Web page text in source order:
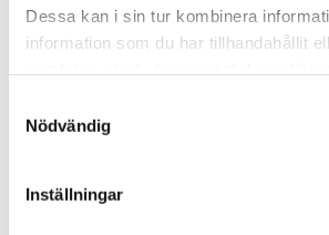
Dessa kan i sin tur kombinera
information som du har tillhandahållit
Nödvändig
Inställningar